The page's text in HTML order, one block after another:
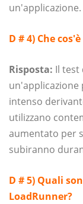
un'applicazione.
D # 4) Che
Risposta: Il test
un'applicazione
intenso
utilizzano
aumentato per
subiranno
D # 5) Quali
LoadRunner?